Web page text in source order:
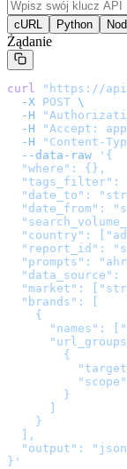
cURL
Python
Żądanie
curl " https://
  -X
POST \
  -H
  -H
"Accept:
  -H
"Content-
  --data-raw
' {
  "where": {},
"tags_filter":
"date_to":
"date_from":
"country":
"report_id":
"prompts":
"data_source":
"market":
  "brands": [
    {
"names":
        {
        }
    }
  ],
"output":
} '